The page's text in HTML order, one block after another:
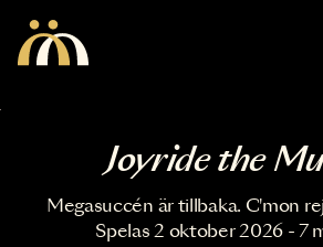
Joyride the
Megasuccén är tillbaka. C'mon
Spelas 2 oktober 2026 - 7